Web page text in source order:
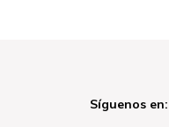
Síguenos en: